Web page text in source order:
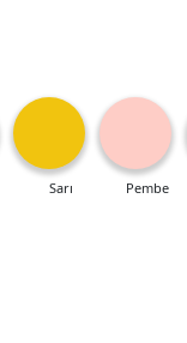
Sarı Pembe